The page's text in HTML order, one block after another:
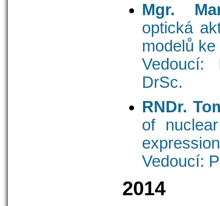
Mgr.
optická
modelů
Vedoucí:
DrSc.
RNDr.
of
Vedoucí:
2014